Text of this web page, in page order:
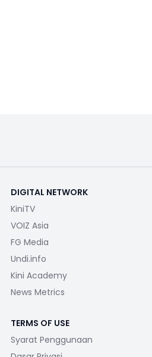
DIGITAL NETWORK
KiniTV
VOIZ Asia
FG Media
Undi.info
Kini Academy
News Metrics
TERMS OF USE
Syarat Penggunaan